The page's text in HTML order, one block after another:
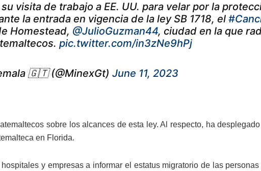
visita de trabajo a EE. UU. para velar por la
la entrada en vigencia de la ley SB 1718, el
Homestead, @JulioGuzman44, ciudad en la que
pic.twitter.com/in3zNe9hPj
🇬🇹 (@MinexGt) June 11, 2023
sobre los alcances de esta ley. Al respecto, ha
en Florida.
y empresas a informar el estatus migratorio de las